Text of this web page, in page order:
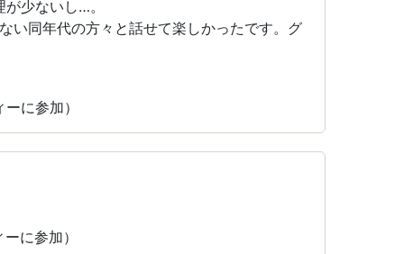
少ないし…。
い同年代の方々と話せて楽しかったです。グ
に参加）
に参加）